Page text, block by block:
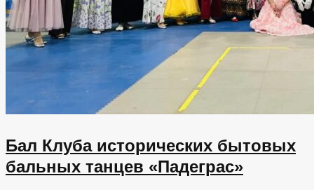
Бал Клуба исторических бытовых
бальных танцев «Падеграс»